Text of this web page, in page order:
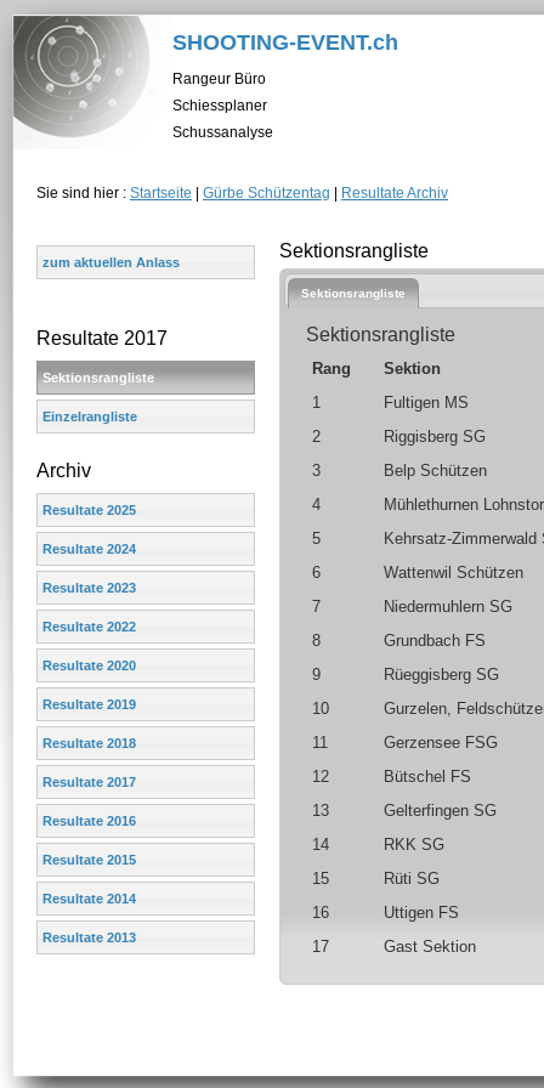
SHOOTING-EVENT.ch
Rangeur Büro
Schiessplaner
Schussanalyse
Sie sind hier : Startseite Gürbe Schützentag Resultate Archiv
zum aktuellen Anlass
Resultate 2017
Sektionsrangliste
Einzelrangliste
Archiv
Resultate 2025
Resultate 2024
Resultate 2023
Resultate 2022
Resultate 2020
Resultate 2019
Resultate 2018
Resultate 2017
Resultate 2016
Resultate 2015
Resultate 2014
Resultate 2013
Sektionsrangliste
Sektionsrangliste
Sektionsrangliste
Rang
Sektion
1
Fultigen MS
2
Riggisberg SG
3
Belp Schützen
4
Mühlethurnen
5
Kehrsatz-Zimmerwald
6
Wattenwil Schützen
7
Niedermuhlern SG
8
Grundbach FS
9
Rüeggisberg SG
10
Gurzelen,
11
Gerzensee FSG
12
Bütschel FS
13
Gelterfingen SG
14
RKK SG
15
Rüti SG
16
Uttigen FS
17
Gast Sektion